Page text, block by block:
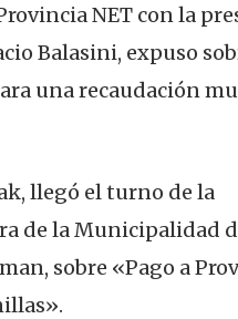
NET con la
Balasini, expuso
una recaudación
llegó el turno de la
de la Municipalidad
sobre «Pago a